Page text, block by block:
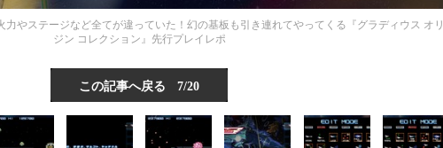
力やステージなど全てが違っていた！幻の基板も引き連れてやってくる『グラディウス オリ
ジン コレクション』先行プレイレポ
この記事へ戻る 7/20